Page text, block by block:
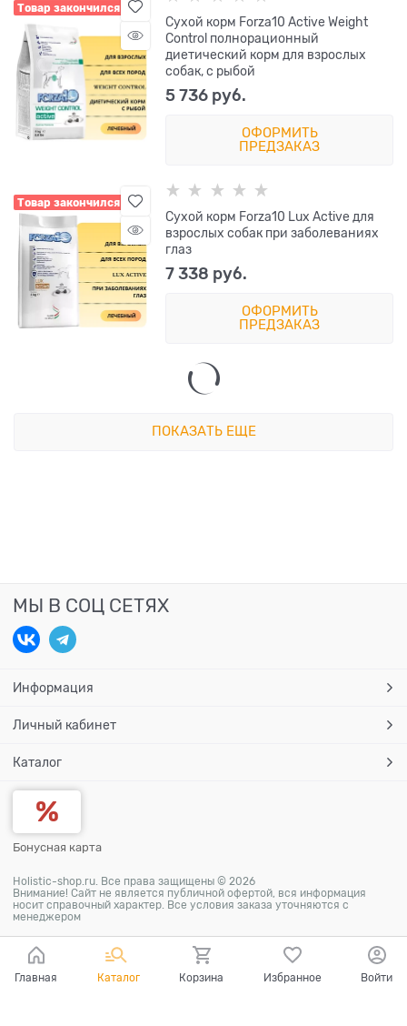
Товар закончился
Сухой корм Forza10 Active Weight
Control полнорационный
диетический корм для взрослых
собак, с рыбой
5 736 руб.
ОФОРМИТЬ
ПРЕДЗАКАЗ
Товар закончился
Сухой корм Forza10 Lux Active для
взрослых собак при заболеваниях
глаз
7 338 руб.
ОФОРМИТЬ
ПРЕДЗАКАЗ
ПОКАЗАТЬ ЕЩЕ
МЫ В СОЦ СЕТЯХ
Информация
Личный кабинет
Каталог
Бонусная карта
Holistic-shop.ru. Все права защищены © 2026
Внимание! Сайт не является публичной офертой, вся информация
носит справочный характер. Все условия заказа уточняются с
менеджером
Главная Каталог Корзина Избранное Войти